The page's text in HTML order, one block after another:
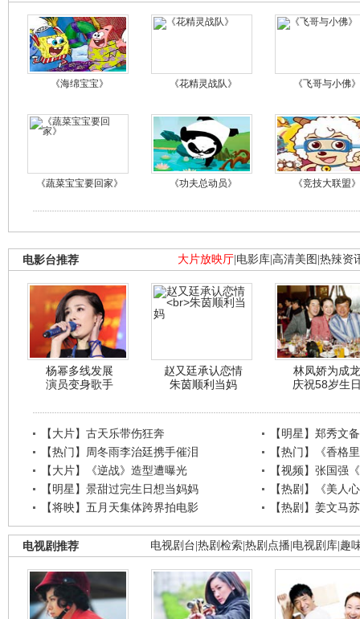
《海绵宝宝》 《花精灵战队》 《飞哥与小佛》
《蔬菜宝宝要回家》 《功夫总动员》 《竞技大联盟》
大片放映厅 电影库 高清美图 热辣资
电影台推荐
杨幂多线发展
演员变身歌手
赵又廷承认恋情
朱茵顺利当妈
林凤娇为成龙
庆祝58岁生
【大片】古天乐带伤狂奔
【明星】郑秀文
【热门】周冬雨李治廷携手催泪
【热门】《香格
【大片】《逆战》造型遭曝光
【视频】张国强
【明星】景甜过完生日想当妈妈
【热剧】《美人
【将映】五月天集体跨界拍电影
【热剧】姜文马
电视剧台 热剧检索 热剧点播 电视剧库 趣
电视剧推荐